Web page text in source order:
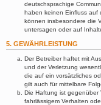
deutschsprachige
haben keinen Einfluss auf
können insbesondere die
untersagen oder auf
5. GEWÄHRLEISTUNG
Der Betreiber haftet mit
und der Verletzung
die auf ein vorsätzliches
gilt auch für mittelbare
Die Haftung ist gegenüber
fahrlässigem Verhalten